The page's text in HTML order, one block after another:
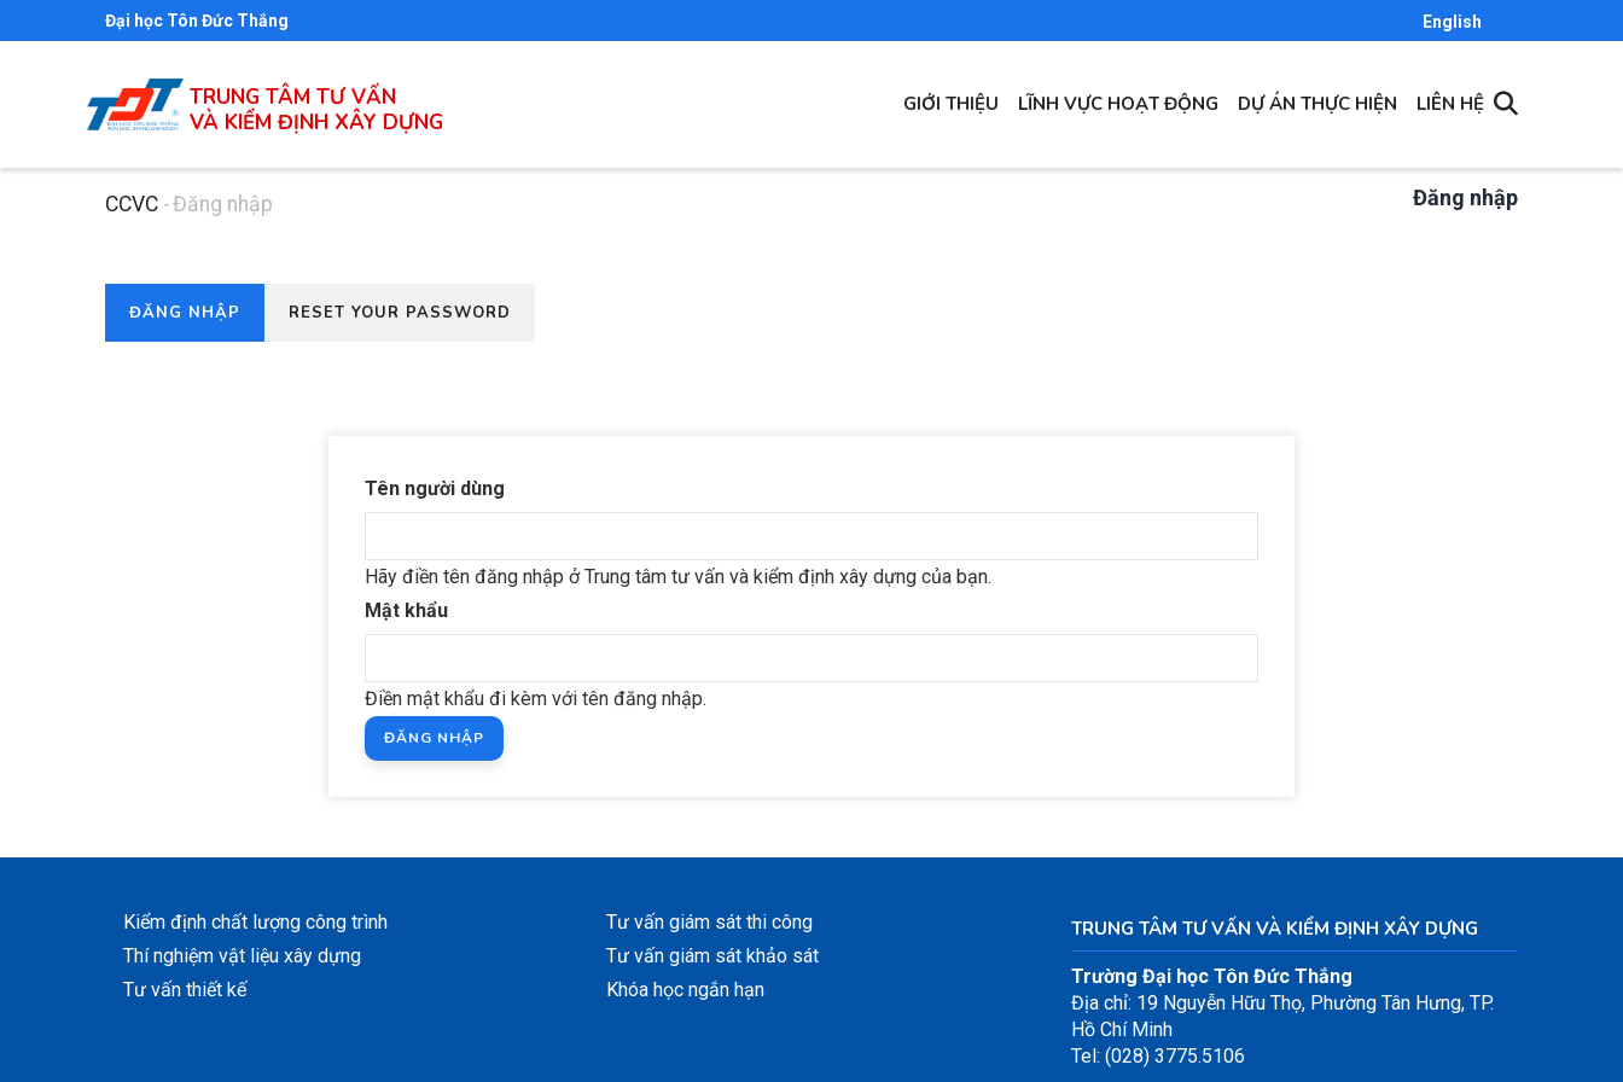
Đại học Tôn Đức Thắng English
TRUNG TÂM TƯ VẤN
VÀ KIỂM ĐỊNH XÂY DỰNG
MAIN
NAVIGATION
GIỚI THIỆU LĨNH VỰC HOẠT ĐỘNG DỰ ÁN THỰC HIỆN LIÊN HỆ
Đăng nhập
Breadcrumb
CCVC -Đăng nhập
Primary
ĐĂNG NHẬP RESET YOUR PASSWORD
Tên người dùng
Hãy điền tên đăng nhập ở Trung tâm tư vấn và kiểm định xây dựng của bạn.
Mật khẩu
Điền mật khẩu đi kèm với tên đăng nhập.
Kiểm định chất lượng công trình
Thí nghiệm vật liệu xây dựng
Tư vấn thiết kế
Tư vấn giám sát thi công
Tư vấn giám sát khảo sát
Khóa học ngắn hạn
TRUNG TÂM TƯ VẤN VÀ KIỂM ĐỊNH XÂY DỰNG
Trường Đại học Tôn Đức Thắng
Địa chỉ: 19 Nguyễn Hữu Thọ, Phường Tân Hưng, TP.
Hồ Chí Minh
Tel: (028) 3775.5106